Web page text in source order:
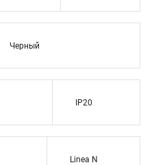
Черный
IP20
Linea N